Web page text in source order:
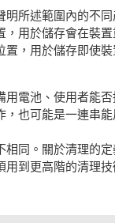
所述範圍內的不同
用於儲存會在裝
，用於儲存即使
電池、使用者能
也可能是一連串
同。關於清理的
到更高階的清理技